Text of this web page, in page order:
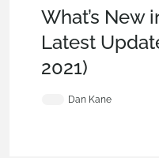
What’s New
Latest
2021)
Dan Kane